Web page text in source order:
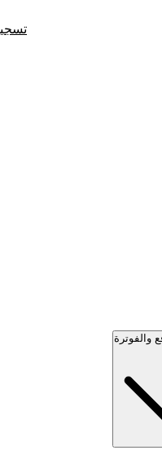
والفوترة